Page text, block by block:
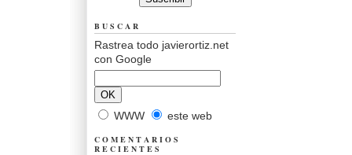
BUSCAR
Rastrea todo javierortiz.net
con Google
WWW este web
COMENTARIOS
RECIENTES